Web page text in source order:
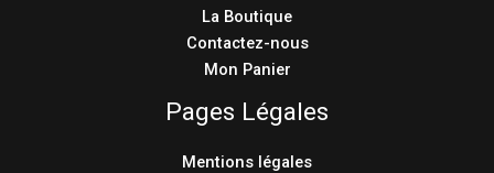
La Boutique
Contactez-nous
Mon Panier
Pages Légales
Mentions légales